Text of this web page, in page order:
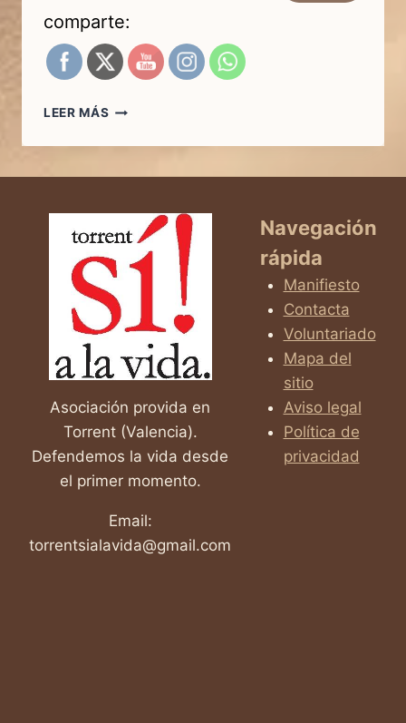
comparte:
LEER MÁS TODAS
AYUDAS
AYUNTAMIENTO
DE
TORRENT
Asociación provida en
Torrent (Valencia).
Defendemos la vida desde
el primer momento.
Email:
torrentsialavida@gmail.com
Navegación
rápida
Manifiesto
Contacta
Voluntariado
Mapa del
sitio
Aviso legal
Política de
privacidad